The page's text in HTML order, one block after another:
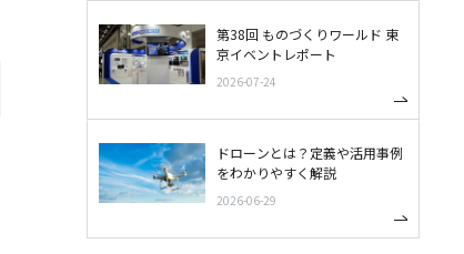
第38回 ものづくりワールド 東
京イベントレポート
2026-07-24
ドローンとは？定義や活用事例
をわかりやすく解説
2026-06-29